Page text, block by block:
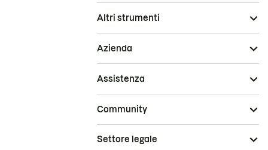
Altri strumenti
Azienda
Assistenza
Community
Settore legale